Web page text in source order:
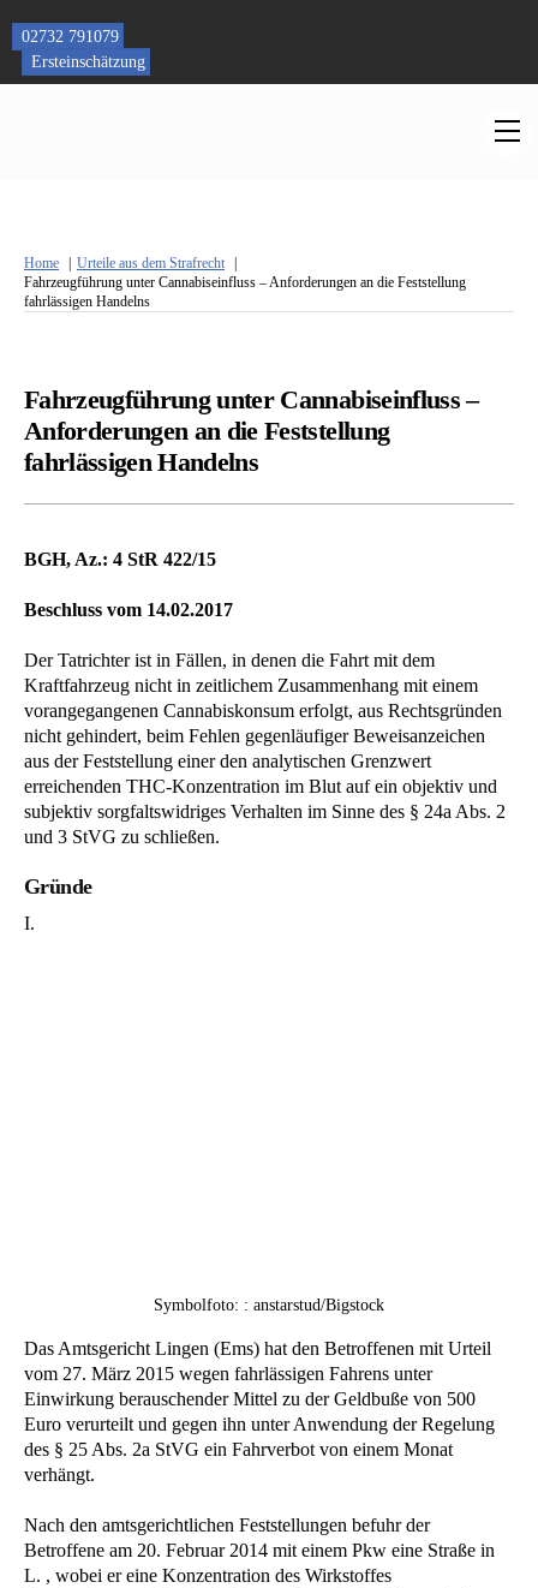
content
02732 791079
Ersteinschätzung
Home
Urteile aus dem Strafrecht
Fahrzeugführung unter Cannabiseinfluss – Anforderungen an die Feststellung
fahrlässigen Handelns
Fahrzeugführung unter Cannabiseinfluss –
Anforderungen an die Feststellung
fahrlässigen Handelns
BGH, Az.: 4 StR 422/15
Beschluss vom 14.02.2017
Der Tatrichter ist in Fällen, in denen die Fahrt mit dem
Kraftfahrzeug nicht in zeitlichem Zusammenhang mit einem
vorangegangenen Cannabiskonsum erfolgt, aus Rechtsgründen
nicht gehindert, beim Fehlen gegenläufiger Beweisanzeichen
aus der Feststellung einer den analytischen Grenzwert
erreichenden THC-Konzentration im Blut auf ein objektiv und
subjektiv sorgfaltswidriges Verhalten im Sinne des § 24a Abs. 2
und 3 StVG zu schließen.
Gründe
I.
Symbolfoto: : anstarstud/Bigstock
Das Amtsgericht Lingen (Ems) hat den Betroffenen mit Urteil
vom 27. März 2015 wegen fahrlässigen Fahrens unter
Einwirkung berauschender Mittel zu der Geldbuße von 500
Euro verurteilt und gegen ihn unter Anwendung der Regelung
des § 25 Abs. 2a StVG ein Fahrverbot von einem Monat
verhängt.
Nach den amtsgerichtlichen Feststellungen befuhr der
Betroffene am 20. Februar 2014 mit einem Pkw eine Straße in
L. , wobei er eine Konzentration des Wirkstoffes